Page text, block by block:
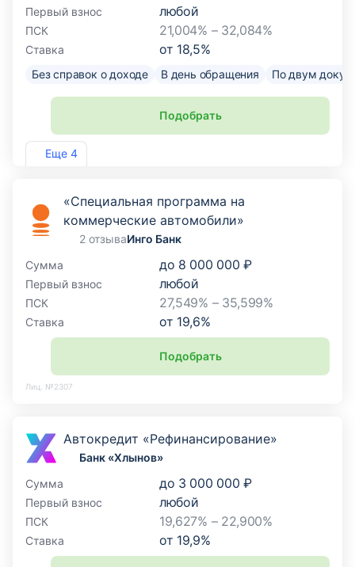
Еще 4
Первый взнос любой
ПСК 21,004% – 32,084%
Ставка от 18,5%
Без справок о доходе В день обращения По двум
Подобрать
Лиц. №1343
«Специальная программа на
коммерческие автомобили»
2 отзываИнго Банк
Сумма
до 8 000 000 ₽
Первый взнос любой
ПСК 27,549% – 35,599%
Ставка от 19,6%
Подобрать
Лиц. №2307
Автокредит «Рефинансирование»
Банк «Хлынов»
Сумма
до 3 000 000 ₽
Первый взнос любой
ПСК 19,627% – 22,900%
Ставка от 19,9%